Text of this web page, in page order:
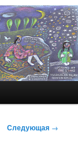
Следующая →